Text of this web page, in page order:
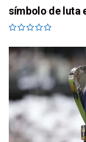
símbolo de luta